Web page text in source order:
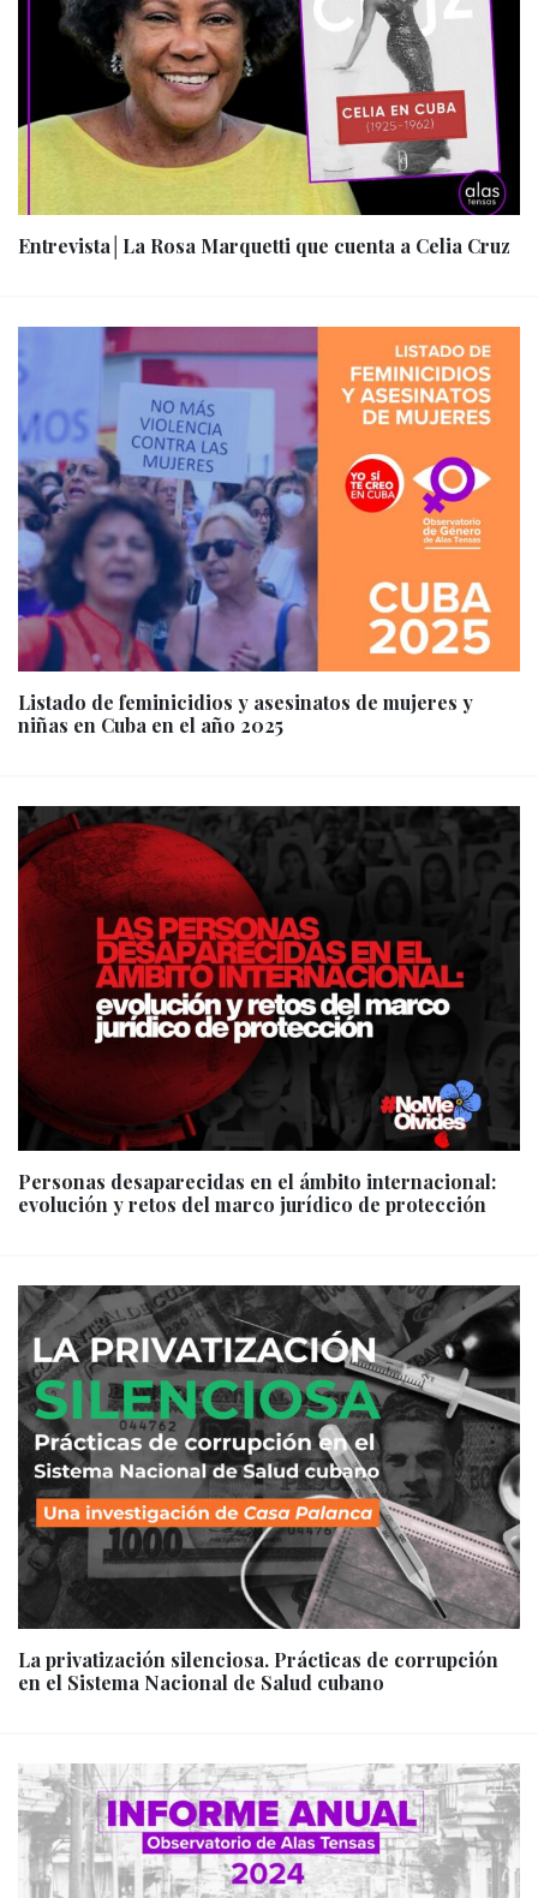
Entrevista│La Rosa Marquetti que cuenta a Celia Cruz
Listado de feminicidios y asesinatos de mujeres y
niñas en Cuba en el año 2025
Personas desaparecidas en el ámbito internacional:
evolución y retos del marco jurídico de protección
La privatización silenciosa. Prácticas de corrupción
en el Sistema Nacional de Salud cubano